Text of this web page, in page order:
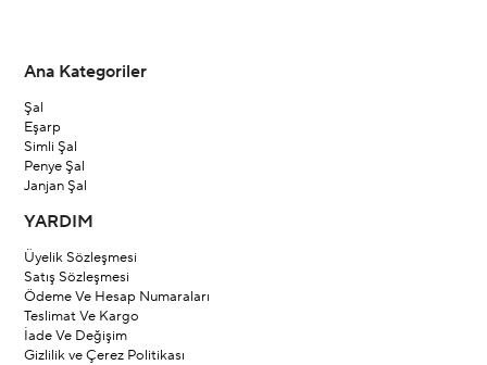
Ana Kategoriler
Şal
Eşarp
Simli Şal
Penye Şal
Janjan Şal
YARDIM
Üyelik Sözleşmesi
Satış Sözleşmesi
Ödeme Ve Hesap Numaraları
Teslimat Ve Kargo
İade Ve Değişim
Gizlilik ve Çerez Politikası